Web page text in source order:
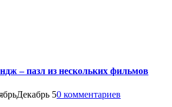
– пазл из нескольких фильмов
Декабрь 50 комментариев